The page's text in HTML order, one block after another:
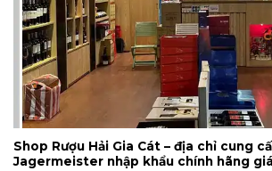
Shop Rượu Hải Gia Cát – địa chỉ cung
Jagermeister nhập khẩu chính hãng